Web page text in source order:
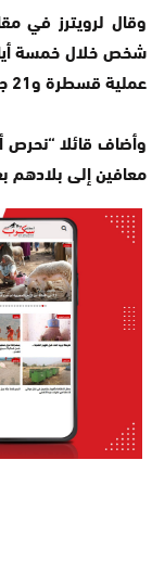
عملية قسطرة و21 جراحة قلب مفتوح”.
وأضاف قائلا
معافين إلى بلادهم